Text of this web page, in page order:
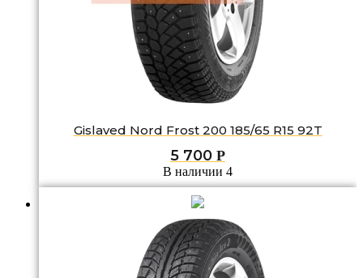
Gislaved Nord Frost 200 185/65 R15 92T
5 700 Р
В наличии 4